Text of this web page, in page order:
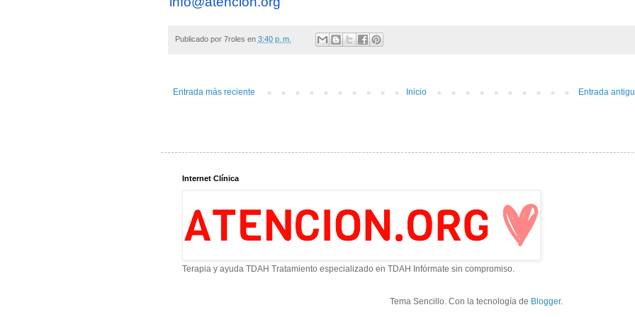
Publicado por 7roles en 3:40 p. m.
Entrada más reciente Entrada
Inicio
Internet Clínica
Terapia y ayuda TDAH Tratamiento especializado en TDAH Infórmate sin compromiso.
Tema Sencillo. Con la tecnología de Blogger.